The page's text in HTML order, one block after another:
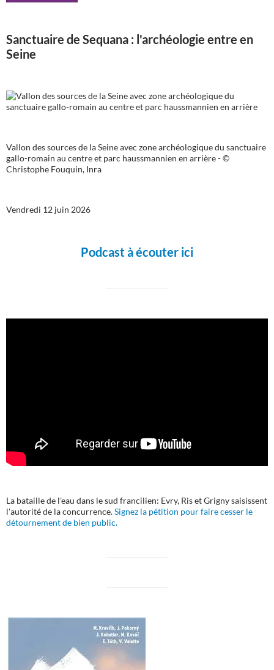
Sanctuaire de Sequana : l'archéologie entre en
Seine
Vallon des sources de la Seine avec zone archéologique du sanctuaire
gallo-romain au centre et parc haussmannien en arrière - ©
Christophe Fouquin, Inra
Vendredi 12 juin 2026
Podcast à écouter ici
La bataille de l'eau dans le sud francilien: Evry, Ris et Grigny saisissent
l'autorité de la concurrence.Signez la pétition pour faire cesser le
détournement de bien public.